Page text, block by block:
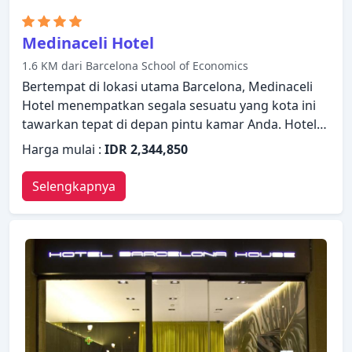
Medinaceli Hotel
1.6 KM dari Barcelona School of Economics
Bertempat di lokasi utama Barcelona, Medinaceli
Hotel menempatkan segala sesuatu yang kota ini
tawarkan tepat di depan pintu kamar Anda. Hotel
ini menawarkan berbagai layanan dan fasilitas
yang dirancang untuk memberikan kenyamanan
dan kemudahan kepada para tamu. WiFi gratis di
semua kamar, resepsionis 24 jam, fasilitas untuk
tamu dengan kebutuhan khusus, penyimpanan
barang, Wi-fi di tempat umum ada untuk
kenikmatan para tamu. Bersantailah di kamar Anda
yang nyaman dan beberapa kamar dilengkapi
dengan fasilitas seperti AC, penghangat ruangan,
meja tulis, bar mini, telepon. Hotel ini menawarkan
berbagai pilihan rekreasi. Suasana yang ramah dan
Harga mulai : IDR 2,344,850
Selengkapnya